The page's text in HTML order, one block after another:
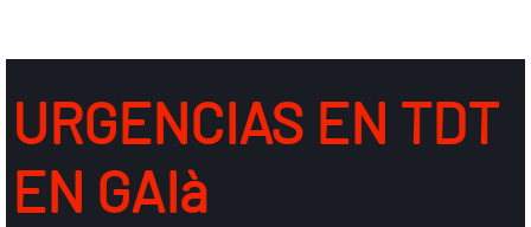
URGENCIAS EN TDT
EN GAIà